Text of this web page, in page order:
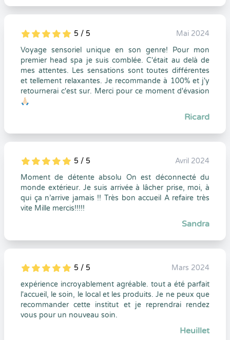
5
1
5
0 5 / 5
Mai 2024
Voyage sensoriel unique en son genre! Pour mon
premier head spa je suis comblée. C'était au delà de
mes attentes. Les sensations sont toutes différentes
et tellement relaxantes. Je recommande à 100% et j'y
retournerai c'est sur. Merci pour ce moment d'évasion
🙏🏻
Ricard
5
1
5
0 5 / 5
Avril 2024
Moment de détente absolu On est déconnecté du
monde extérieur. Je suis arrivée à lâcher prise, moi, à
qui ça n’arrive jamais !! Très bon accueil A refaire très
vite Mille mercis!!!!!
Sandra
5
1
5
0 5 / 5
Mars 2024
expérience incroyablement agréable. tout a été parfait
l'accueil, le soin, le local et les produits. Je ne peux que
recommander cette institut et je reprendrai rendez
vous pour un nouveau soin.
Heuillet